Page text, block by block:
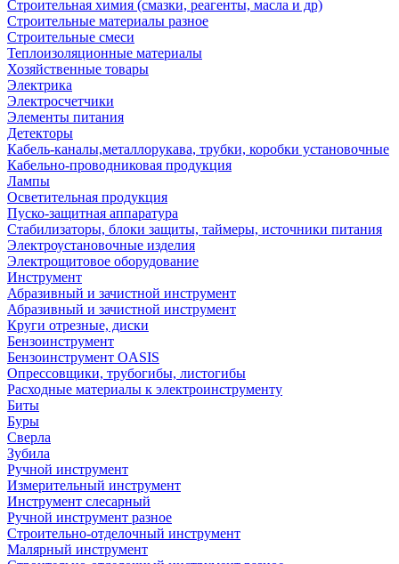
Строительная химия (смазки, реагенты, масла и др)
Строительные материалы разное
Строительные смеси
Теплоизоляционные материалы
Хозяйственные товары
Электрика
Электросчетчики
Элементы питания
Детекторы
Кабель-каналы,металлорукава, трубки, коробки установочные
Кабельно-проводниковая продукция
Лампы
Осветительная продукция
Пуско-защитная аппаратура
Стабилизаторы, блоки защиты, таймеры, источники питания
Электроустановочные изделия
Электрощитовое оборудование
Инструмент
Абразивный и зачистной инструмент
Абразивный и зачистной инструмент
Круги отрезные, диски
Бензоинструмент
Бензоинструмент OASIS
Опрессовщики, трубогибы, листогибы
Расходные материалы к электроинструменту
Биты
Буры
Сверла
Зубила
Ручной инструмент
Измерительный инструмент
Инструмент слесарный
Ручной инструмент разное
Строительно-отделочный инструмент
Малярный инструмент